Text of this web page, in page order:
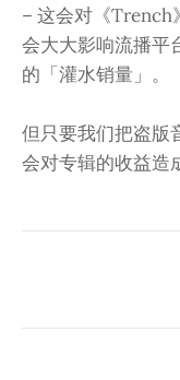
– 这会对《Trench
会大大影响流播平
的「灌水销量」。
但只要我们把盗版
会对专辑的收益造